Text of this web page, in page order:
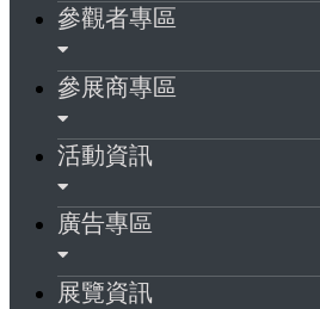
參觀者專區
參展商專區
活動資訊
廣告專區
展覽資訊